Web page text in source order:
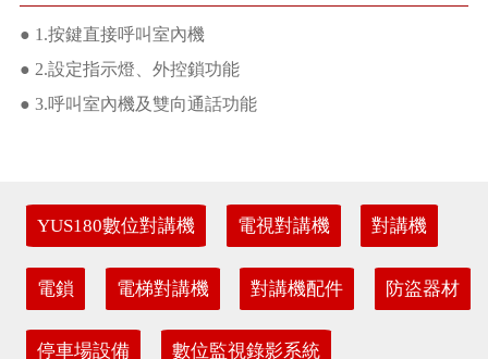
● 1.按鍵直接呼叫室內機
● 2.設定指示燈、外控鎖功能
● 3.呼叫室內機及雙向通話功能
YUS180數位對講機 電視對講機 對講機
電鎖 電梯對講機 對講機配件 防盜器材
停車場設備 數位監視錄影系統